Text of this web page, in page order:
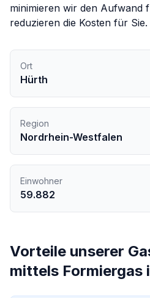
minimieren wir den Aufwand
reduzieren die Kosten für Sie.
Ort
Hürth
Region
Nordrhein-Westfalen
Einwohner
59.882
Vorteile unserer
mittels Formiergas